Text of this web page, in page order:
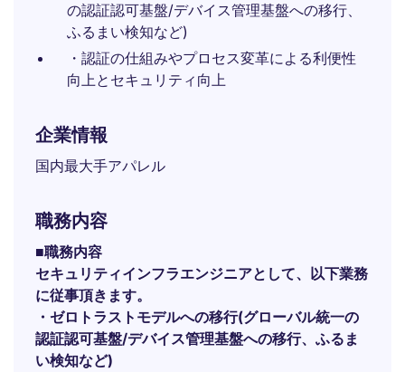
の認証認可基盤/デバイス管理基盤への移行、
ふるまい検知など)
・認証の仕組みやプロセス変革による利便性
向上とセキュリティ向上
企業情報
国内最大手アパレル
職務内容
■職務内容
セキュリティインフラエンジニアとして、以下業務
に従事頂きます。
・ゼロトラストモデルへの移行(グローバル統一の
認証認可基盤/デバイス管理基盤への移行、ふるま
い検知など)